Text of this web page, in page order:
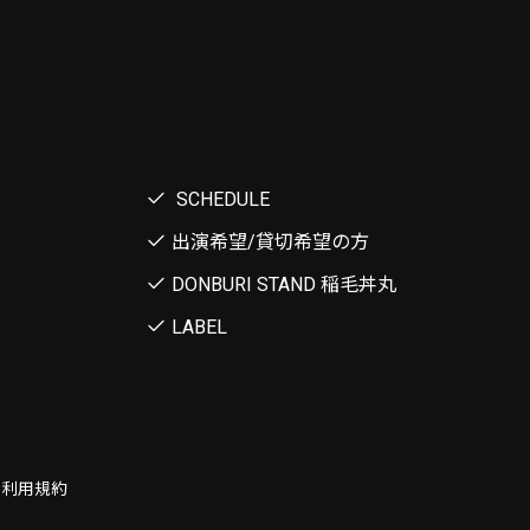
SCHEDULE
出演希望/貸切希望の方
DONBURI STAND 稲毛丼丸
LABEL
用規約